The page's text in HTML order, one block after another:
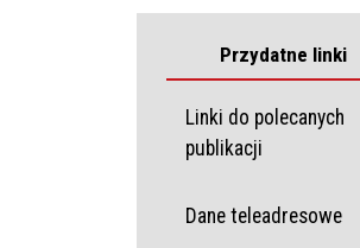
Przydatne linki
Linki do polecanych
publikacji
Dane teleadresowe